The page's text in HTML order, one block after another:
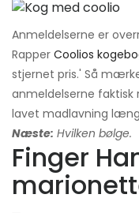
Anmeldelserne er
Rapper Coolios
stjernet pris.' Så
anmeldelserne
lavet madlavning
Næste: Hvilken bølge.
Finger